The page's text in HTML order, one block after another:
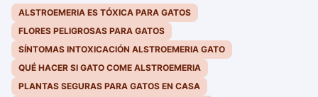
ALSTROEMERIA ES TÓXICA PARA GATOS
FLORES PELIGROSAS PARA GATOS
SÍNTOMAS INTOXICACIÓN ALSTROEMERIA GATO
QUÉ HACER SI GATO COME ALSTROEMERIA
PLANTAS SEGURAS PARA GATOS EN CASA